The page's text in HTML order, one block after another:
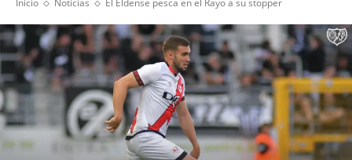
Inicio Noticias El Eldense pesca en el Rayo a su stopper